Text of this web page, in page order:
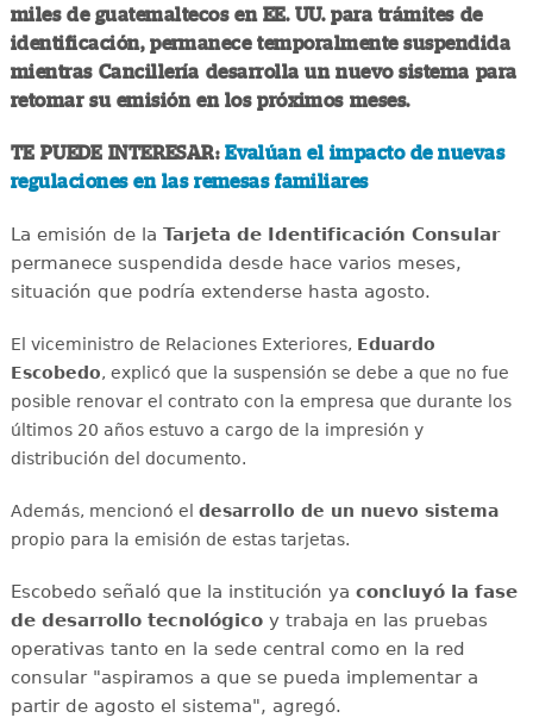
miles de guatemaltecos en EE. UU. para trámites de
identificación, permanece temporalmente suspendida
mientras Cancillería desarrolla un nuevo sistema para
retomar su emisión en los próximos meses.
TE PUEDE INTERESAR:Evalúan el impacto de nuevas
regulaciones en las remesas familiares
La emisión de la Tarjeta de Identificación Consular
permanece suspendida desde hace varios meses,
situación que podría extenderse hasta agosto.
El viceministro de Relaciones Exteriores, Eduardo
Escobedo, explicó que la suspensión se debe a que no fue
posible renovar el contrato con la empresa que durante los
últimos 20 años estuvo a cargo de la impresión y
distribución del documento.
Además, mencionó el desarrollo de un nuevo sistema
propio para la emisión de estas tarjetas.
Escobedo señaló que la institución ya concluyó la fase
de desarrollo tecnológicoy trabaja en las pruebas
operativas tanto en la sede central como en la red
consular "aspiramos a que se pueda implementar a
partir de agosto el sistema", agregó.